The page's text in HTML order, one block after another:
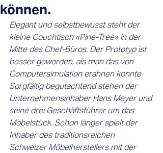
können.
Elegant und selbstbewusst steht der
kleine Couchtisch «Pine-Tree» in der
Mitte des Chef-Büros. Der Prototyp ist
besser geworden, als man das von
Computersimulation erahnen konnte.
Sorgfältig begutachtend stehen der
Unternehmensinhaber Hans Meyer und
seine drei Geschäftsführer um das
Möbelstück. Schon länger spielt der
Inhaber des traditionsreichen
Schweizer Möbelherstellers mit der